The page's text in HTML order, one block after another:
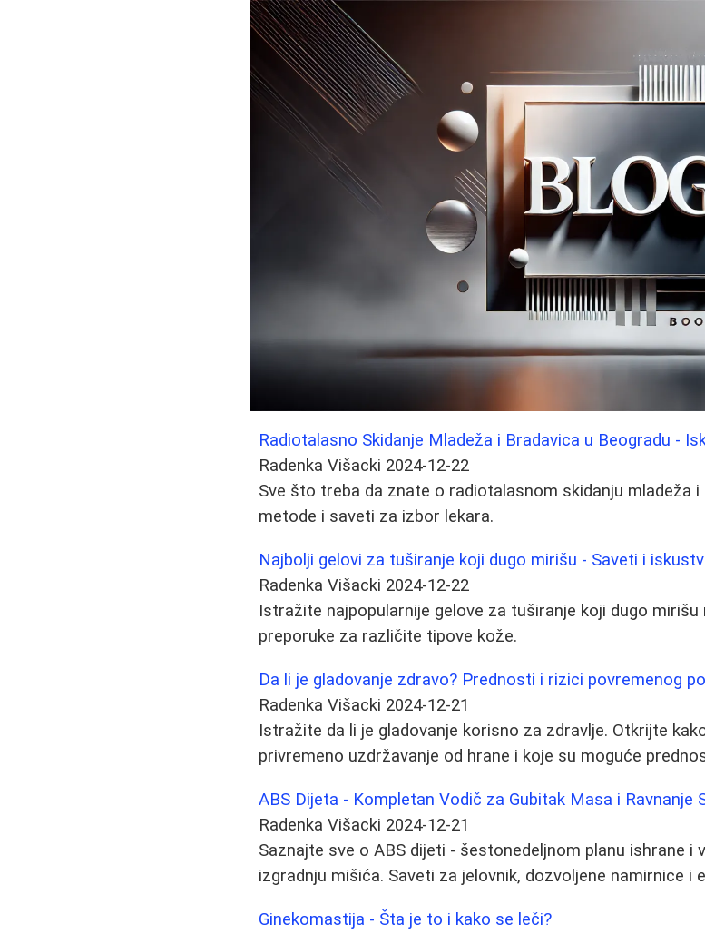
Radiotalasno Skidanje Mladeža i Bradavica u Beogradu -
Radenka Višacki 2024-12-22
Sve što treba da znate o radiotalasnom skidanju mladeža
metode i saveti za izbor lekara.
Najbolji gelovi za tuširanje koji dugo mirišu - Saveti i
Radenka Višacki 2024-12-22
Istražite najpopularnije gelove za tuširanje koji dugo mirišu
preporuke za različite tipove kože.
Da li je gladovanje zdravo? Prednosti i rizici povremenog
Radenka Višacki 2024-12-21
Istražite da li je gladovanje korisno za zdravlje. Otkrijte
privremeno uzdržavanje od hrane i koje su moguće
ABS Dijeta - Kompletan Vodič za Gubitak Masa i Ravnanje
Radenka Višacki 2024-12-21
Saznajte sve o ABS dijeti - šestonedeljnom planu ishrane i
izgradnju mišića. Saveti za jelovnik, dozvoljene namirnice i
Ginekomastija - Šta je to i kako se leči?